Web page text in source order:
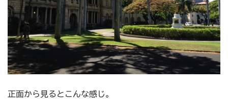
正面から見るとこんな感じ。